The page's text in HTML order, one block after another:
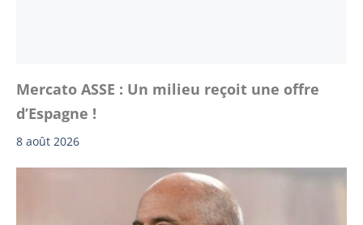
Mercato ASSE : Un milieu reçoit une offre
d’Espagne !
8 août 2026